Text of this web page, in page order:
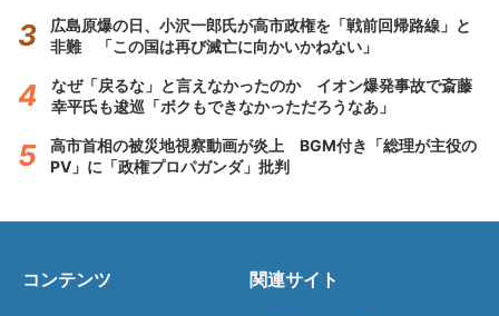
広島原爆の日、小沢一郎氏が高市政権を「戦前回帰路線」と
非難 「この国は再び滅亡に向かいかねない」
なぜ「戻るな」と言えなかったのか イオン爆発事故で斎藤
幸平氏も逡巡「ボクもできなかっただろうなあ」
高市首相の被災地視察動画が炎上 BGM付き「総理が主役の
PV」に「政権プロパガンダ」批判
コンテンツ 関連サイト